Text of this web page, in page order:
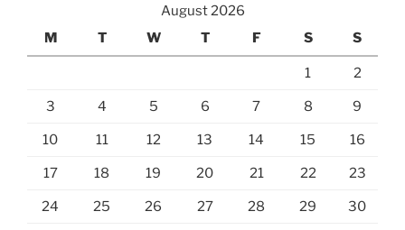
August 2026
M
T W T F S S
1 2
3 4 5 6 7 8 9
10 11 12 13 14 15 16
17 18 19 20 21 22 23
24 25 26 27 28 29 30